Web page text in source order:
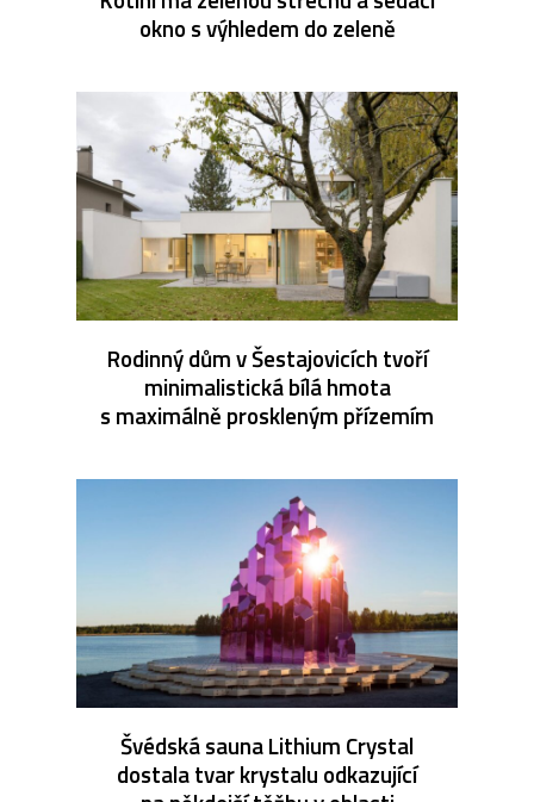
okno s výhledem do zeleně
Rodinný dům v Šestajovicích tvoří
minimalistická bílá hmota
s maximálně proskleným přízemím
Švédská sauna Lithium Crystal
dostala tvar krystalu odkazující